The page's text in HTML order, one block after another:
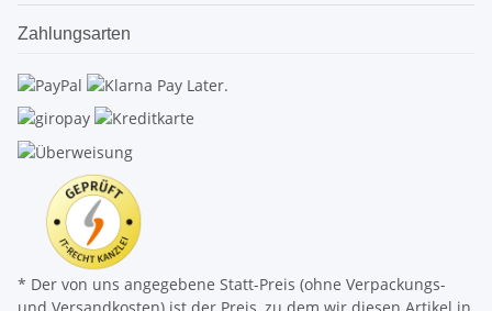
Zahlungsarten
* Der von uns angegebene Statt-Preis (ohne Verpackungs-